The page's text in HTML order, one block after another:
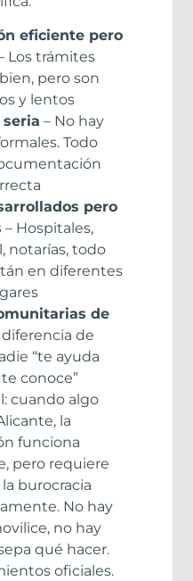
eficiente pero
Los trámites
pero son
y lentos
seria – No hay
Todo
pero
– Hospitales,
notarías, todo
en diferentes
de
diferencia de
“te ayuda
conoce”
cuando algo
la
funciona
pero requiere
burocracia
No hay
no hay
qué hacer.
oficiales.